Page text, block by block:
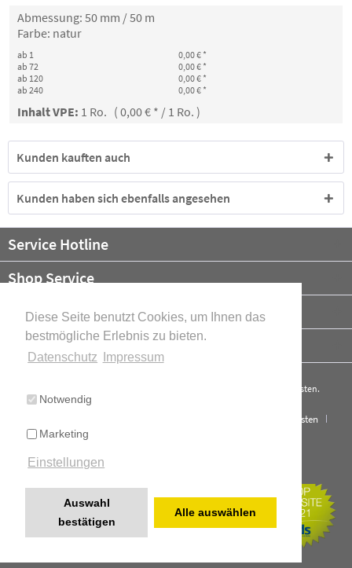
Diese Seite benutzt Cookies, um Ihnen das
bestmögliche Erlebnis zu bieten.
Datenschutz
Impressum
Notwendig
Marketing
Einstellungen
Auswahl
bestätigen
Alle auswählen
Abmessung: 50 mm / 50 m
Farbe: natur
ab 1
0,00 € *
ab 72
0,00 € *
ab 120
0,00 € *
ab 240
0,00 € *
Inhalt VPE: 1 Ro. ( 0,00 € * / 1 Ro. )
Kunden kauften auch
Kunden haben sich ebenfalls angesehen
Service Hotline
Shop Service
Informationen
Newsletter
Versandkosten.
Versand und Kosten
Realisiert mit Shopware